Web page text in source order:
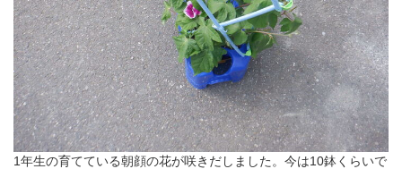
1年生の育てている朝顔の花が咲きだしました。今は10鉢くらいで